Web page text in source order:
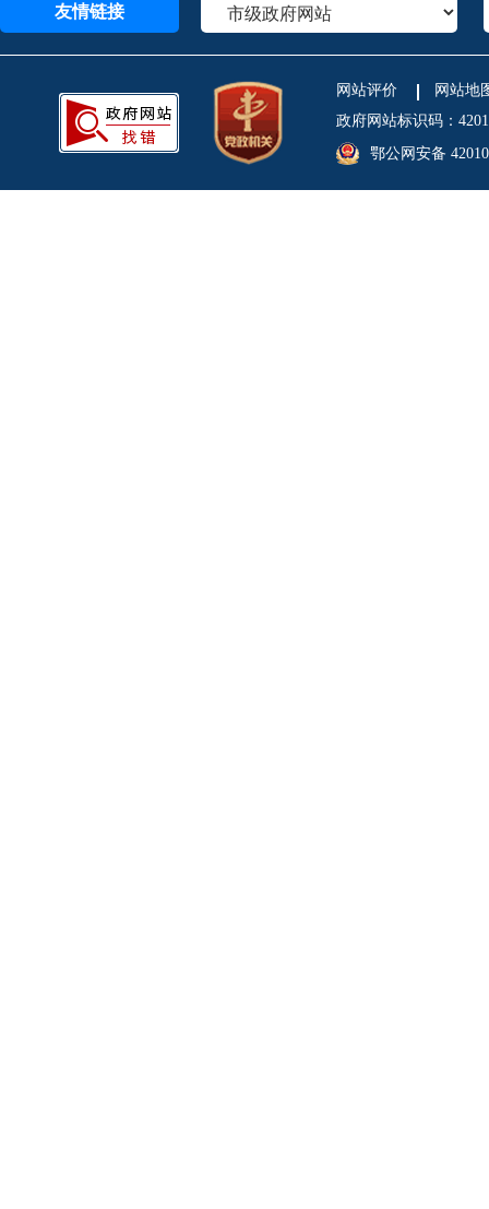
友情链接
网站评价
网站地
政府网站标识码：
鄂公网安备